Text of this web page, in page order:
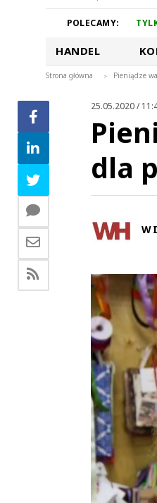
POLECAMY:
HANDEL
Strona główna > Pieniądze
25.05.2020 /
dla